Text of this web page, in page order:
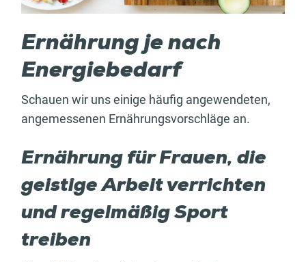
Ernährung je nach
Energiebedarf
Schauen wir uns einige häufig angewendeten,
angemessenen Ernährungsvorschläge an.
Ernährung für Frauen, die
geistige Arbeit verrichten
und regelmäßig Sport
treiben